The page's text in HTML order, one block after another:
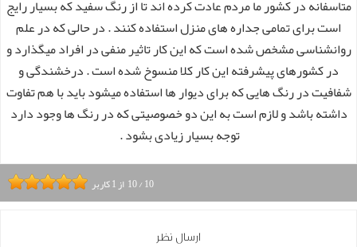
متاسفانه در کشور ما مردم عادت کرده اند تا از رنگ سفید که بسیار رایج
است برای تمامی جداره های منزل استفاده کنند . در حالی که در علم
روانشناسی مشخص شده است که این کار تاثیر منفی در افراد میگذارد و
در کشورهای پیشرفته این کار کلا منسوخ شده است . درخشندگی و
شفافیت در رنگ هایی که برای دیوار ها استفاده میشود باید با هم تفاوت
داشته باشد و لازم است به این دو خصوصیتی که در رنگ ها وجود دارد
توجه بسیار زیادی بشود .
10/10 از 1کاربر
ارسال نظر